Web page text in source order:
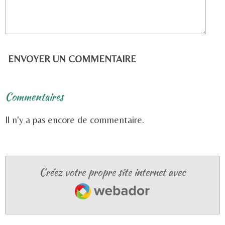
ENVOYER UN COMMENTAIRE
Commentaires
Il n'y a pas encore de commentaire.
Créez votre propre site internet avec
Webador